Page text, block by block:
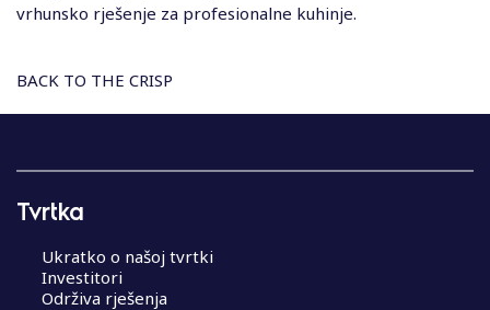
vrhunsko rješenje za profesionalne kuhinje.
BACK TO THE CRISP
a
v
Tvrtka
Ukratko o našoj tvrtki
Investitori
Održiva rješenja